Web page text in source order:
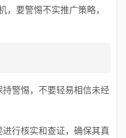
，要警惕不实推广策略，
警惕，不要轻易相信未经
行核实和查证，确保其真